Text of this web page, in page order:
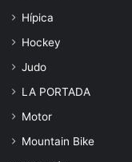
Hípica
Hockey
Judo
LA PORTADA
Motor
Mountain Bike